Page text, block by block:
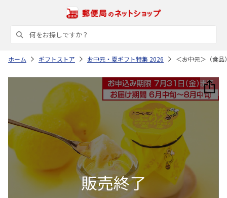
ホーム ギフトストア お中元・夏ギフト特集 2026 ＜お中元＞（食